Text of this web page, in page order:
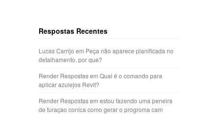
Respostas Recentes
Lucas Carrijo em Peça não aparece planificada no
detalhamento, por que?
Render Respostasem Qual é o comando para
aplicar azulejos Revit?
Render Respostasem estou fazendo uma peneira
de furaçao conica como gerar o progroma cam